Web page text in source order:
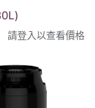
請登入以查看價格